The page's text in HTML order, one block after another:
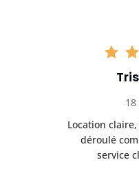
Location
déroulé
service